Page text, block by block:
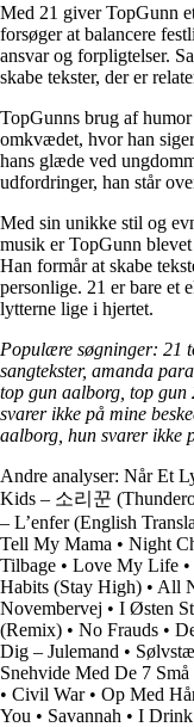
Med 21 giver TopGunn
forsøger at balancere
ansvar og forpligtelser.
skabe tekster, der er
TopGunns brug af
omkvædet, hvor han
hans glæde ved
udfordringer, han står
Med sin unikke stil og
musik er TopGunn
Han formår at skabe
personlige. 21 er bare et
lytterne lige i hjertet.
Populære søgninger: 21
sangtekster, amanda
top gun aalborg, top gun
svarer ikke på mine
aalborg, hun svarer ikke
Andre analyser: Når Et
Kids – 소리꾼
– L’enfer (English
Tell My Mama • Night
Tilbage • Love My Life •
Habits (Stay High) • All
Novembervej • I Østen
(Remix) • No Frauds •
Dig – Julemand •
Snehvide Med De 7 Små
• Civil War• Op Med
You • Savannah • I